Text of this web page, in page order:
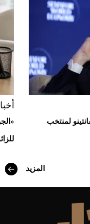
لمنتخب
المزيد